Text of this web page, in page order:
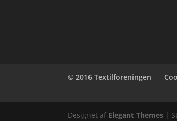
© 2016 Textilforeningen
Designet af Elegant Themes |